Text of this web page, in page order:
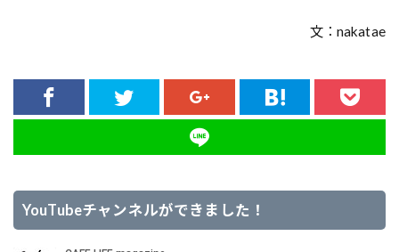
文：nakatae
YouTubeチャンネルができました！